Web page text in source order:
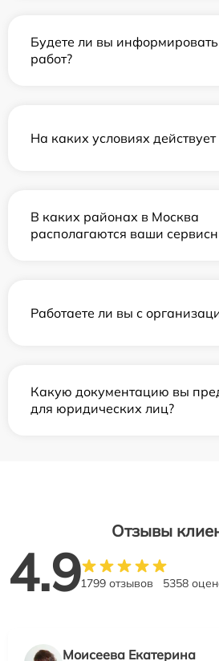
Будете ли вы
работ?
На каких условиях действует
В каких районах в Москва
располагаются ваши
Работаете ли вы с
Какую документацию вы
для юридических лиц?
Отзывы
4.91799 отзывов 5358
Моисеева Екатерина